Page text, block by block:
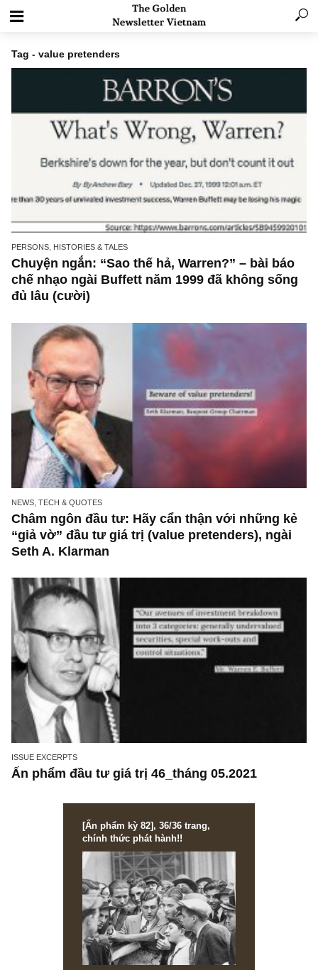
Tag - value pretenders
PERSONS, HISTORIES & TALES
Chuyện ngắn: “Sao thế hả, Warren?” – bài
đủ lâu (cười)
NEWS, TECH & QUOTES
Châm ngôn đầu tư: Hãy cẩn thận với những
“giả vờ” đầu tư giá trị (value pretenders),
Seth A. Klarman
ISSUE EXCERPTS
Ấn phẩm đầu tư giá trị 46_tháng 05.2021
[Ấn phẩm kỳ 82], 36/36 trang,
chính thức phát hành!!